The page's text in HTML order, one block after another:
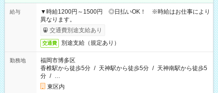
給与
▼時給1200円～1500円 ◎日払いOK！ ※時給はお仕事により
異なります。
交通費別途支給あり
交通費 別途支給（規定あり）
勤務地
福岡市博多区
香椎駅から徒歩5分 / 天神駅から徒歩5分 / 天神南駅から徒歩5
分 / …
東区内